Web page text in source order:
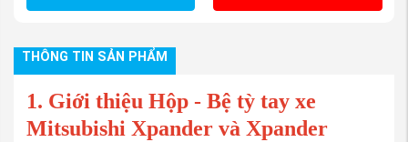
THÔNG TIN SẢN PHẨM
1. Giới thiệu Hộp - Bệ tỳ tay xe
Mitsubishi Xpander và Xpander